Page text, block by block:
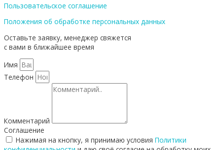
Пользовательское соглашение
Положения об обработке персональных данных
Оставьте заявку, менеджер свяжется
с вами в ближайшее время
Имя
Телефон
Комментарий
Соглашение
Нажимая на кнопку, я принимаю условия Политики